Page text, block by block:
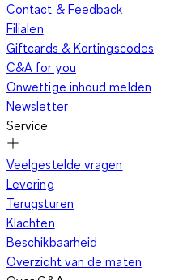
Contact & Feedback
Filialen
Giftcards & Kortingscodes
C&A for you
Onwettige inhoud melden
Newsletter
Service
Veelgestelde vragen
Levering
Terugsturen
Klachten
Beschikbaarheid
Overzicht van de maten